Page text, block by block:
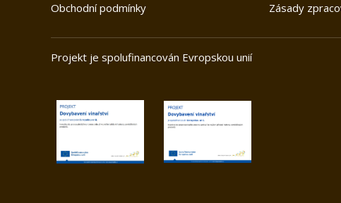
Obchodní podmínky
Zásady
Projekt je spolufinancován